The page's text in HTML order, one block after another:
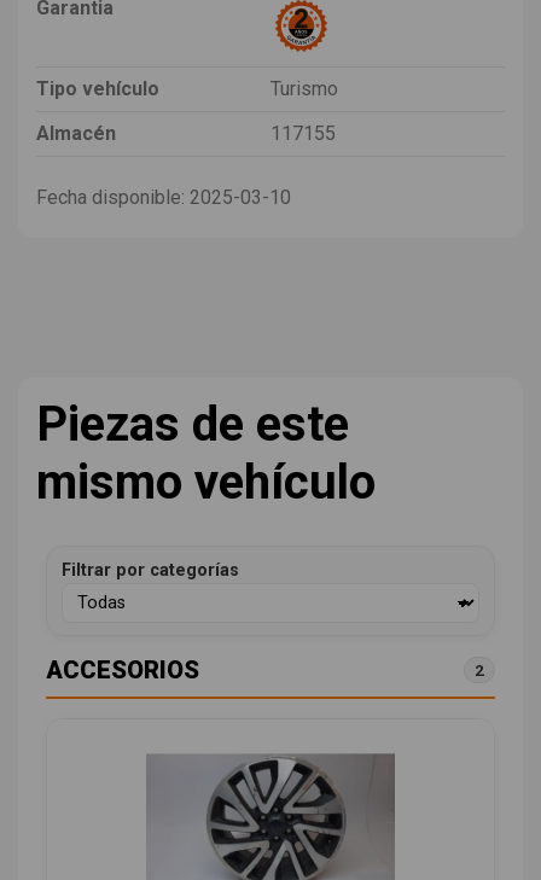
Garantia
Tipo vehículo
Turismo
Almacén
117155
Fecha disponible: 2025-03-10
Piezas de este
mismo vehículo
Filtrar por categorías
ACCESORIOS 2